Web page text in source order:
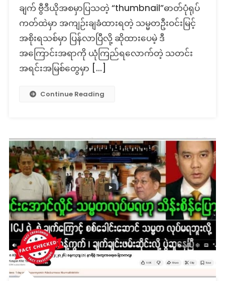
ချက် ဗွီဒီယိုအစမှာပြသတဲ့ “thumbnail”ဓာတ်ပုံရုပ်
ကတ်ထဲမှာ အကျဉ်းချခံထားရတဲ့ သမ္မတဦးဝင်းမြင့်
အစိုးရသစ်မှာ ပြန်လာပြီလို့ ဆိုထားပေမဲ့ ဒီ
အကြောင်းအရာကို ယုံကြည်ရလောက်တဲ့ သတင်း
အရင်းအမြစ်တွေမှာ […]
Continue Reading